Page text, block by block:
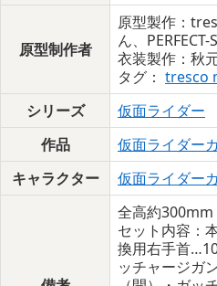
原型制作者
原型製作：
ん、
衣装製作：秋
タグ： tresco
シリーズ
仮面ライダー
作品
仮面ライダー
キャラクター
仮面ライダー
全高約300mm
セット内容：
換用右手首
ッチャージガ